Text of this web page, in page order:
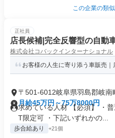
この企業の類
正社員
店長候補|完全反響型の自動
株式会社コバックインターナショナル
お客様の人生に寄り添う車販売
〒501-6012岐阜県羽島郡岐南
月給45万円～75万8000円
求めている人材 【必須】 ・
T限定可 ・下記いずれかの...
歩合給あり +21個